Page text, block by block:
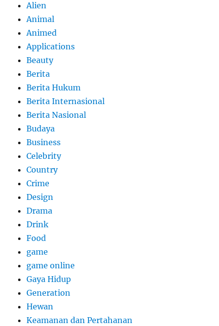
Alien
Animal
Animed
Applications
Beauty
Berita
Berita Hukum
Berita Internasional
Berita Nasional
Budaya
Business
Celebrity
Country
Crime
Design
Drama
Drink
Food
game
game online
Gaya Hidup
Generation
Hewan
Keamanan dan Pertahanan